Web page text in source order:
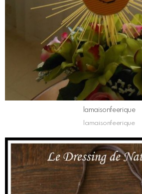
lamaisonfeerique
lamaisonfeerique